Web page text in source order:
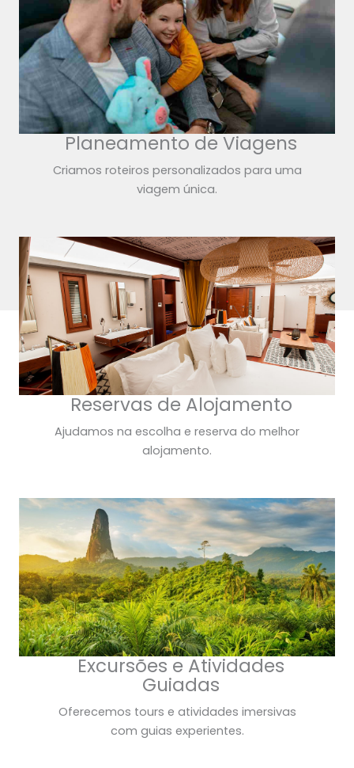
Planeamento de Viagens
Criamos roteiros personalizados para uma
viagem única.
Reservas de Alojamento
Ajudamos na escolha e reserva do melhor
alojamento.
Excursões e Atividades
Guiadas
Oferecemos tours e atividades imersivas
com guias experientes.